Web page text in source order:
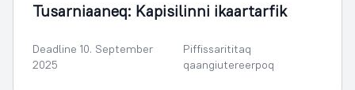
Tusarniaaneq: Kapisilinni ikaartarfik
Deadline 10. September
2025
Piffissarititaq
qaangiutereerpoq